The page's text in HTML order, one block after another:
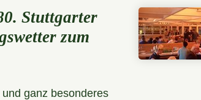
Stuttgarter
zum
ganz besonderes